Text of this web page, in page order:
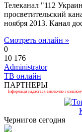
Телеканал "112
просветительский
ноября 2013. Канал
Смотреть онлайн »
0
10 176
Administrator
ТВ онлайн
ПАРТНЕРЫ
Інформація надається виключно з
Чернигов сегодня